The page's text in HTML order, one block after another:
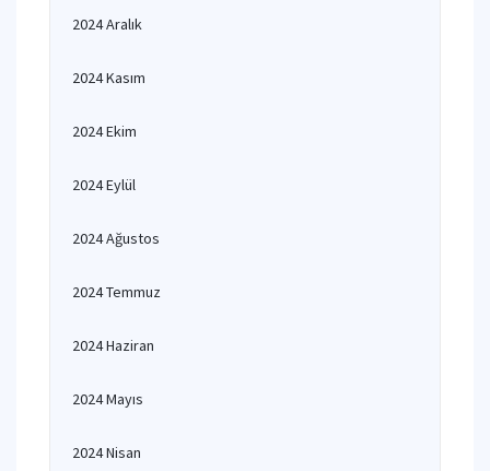
2024 Aralık
2024 Kasım
2024 Ekim
2024 Eylül
2024 Ağustos
2024 Temmuz
2024 Haziran
2024 Mayıs
2024 Nisan